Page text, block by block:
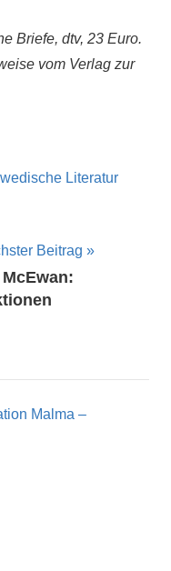
Briefe, dtv, 23 Euro.
vom Verlag zur
Literatur
Beitrag
McEwan:
Malma –